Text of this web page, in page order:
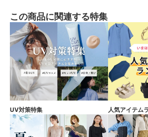
この商品に関連する特集
UV対策特集 人気アイテム